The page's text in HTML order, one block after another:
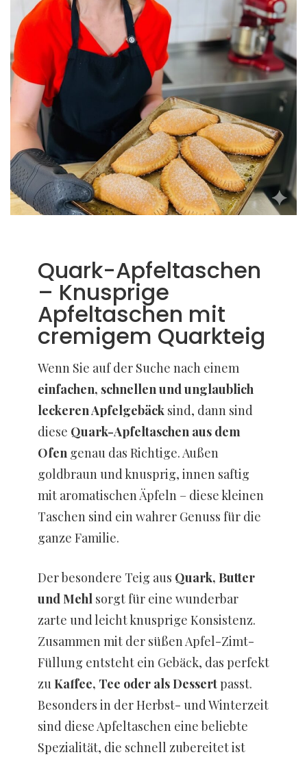
Quark-Apfeltaschen
– Knusprige
Apfeltaschen mit
cremigem Quarkteig
Wenn Sie auf der Suche nach einem
einfachen, schnellen und unglaublich
leckeren Apfelgebäck sind, dann sind
diese Quark-Apfeltaschen aus dem
Ofen genau das Richtige. Außen
goldbraun und knusprig, innen saftig
mit aromatischen Äpfeln – diese kleinen
Taschen sind ein wahrer Genuss für die
ganze Familie.
Der besondere Teig aus Quark, Butter
und Mehl sorgt für eine wunderbar
zarte und leicht knusprige Konsistenz.
Zusammen mit der süßen Apfel-Zimt-
Füllung entsteht ein Gebäck, das perfekt
zu Kaffee, Tee oder als Dessertpasst.
Besonders in der Herbst- und Winterzeit
sind diese Apfeltaschen eine beliebte
Spezialität, die schnell zubereitet ist